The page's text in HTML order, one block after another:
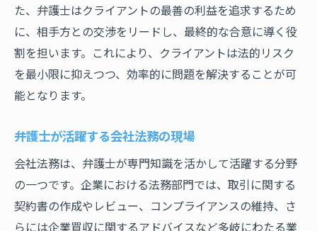
キャリアパスと専門分野の選択
実務を通して得られるやりがい
職業倫理とプロフェッショナリズム
法律に基づく社会正義の実現
弁護士の一日相談から裁判までの流れを追う
朝の準備と相談内容の確認
クライアントとの面談と調整
裁判所への出廷とその準備
た、弁護士はクライアントの最善の利益を追求するため
に、相手方との交渉をリードし、最終的な合意に導く役
割を担います。これにより、クライアントは法的リスク
を最小限に抑えつつ、効率的に問題を解決することが可
能となります。
弁護士が活躍する会社法務の現場
会社法務は、弁護士が専門知識を活かして活躍する分野
の一つです。企業における法務部門では、取引に関する
契約書の作成やレビュー、コンプライアンスの維持、さ
らには企業買収に関するアドバイスなど多岐にわたる業